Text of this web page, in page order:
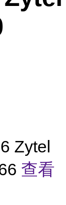
Zytel
查看